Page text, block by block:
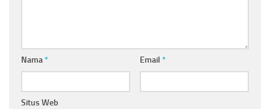
Nama* Email *
Situs Web